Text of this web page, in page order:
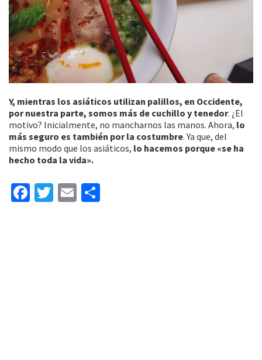
Y, mientras los asiáticos utilizan palillos, en Occidente,
por nuestra parte, somos más de cuchillo y tenedor. ¿El
motivo? Inicialmente, no mancharnos las manos. Ahora, lo
más seguro es también por la costumbre. Ya que, del
mismo modo que los asiáticos, lo hacemos porque «se ha
hecho toda la vida».
Fa T
E